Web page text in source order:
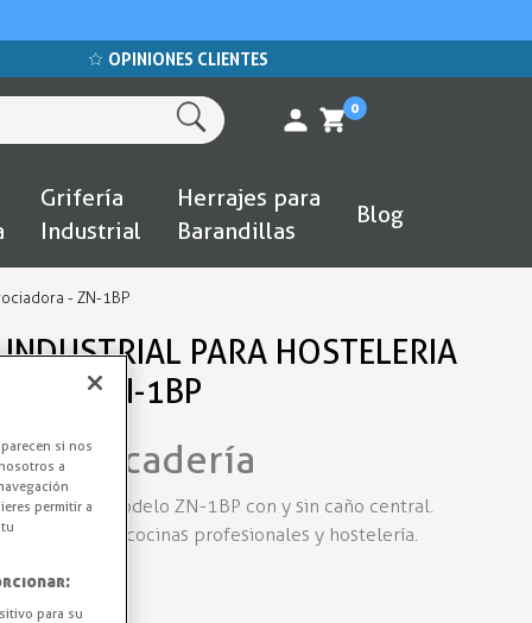
OPINIONES CLIENTES
0
Grifería
Industrial
Herrajes para
Barandillas
Blog
- ZN-1BP
PARA HOSTELERIA
- ZN-1BP
Pescadería
de 1 agua modelo ZN-1BP con y sin caño central.
Ideal para cocinas profesionales y hostelería.
si nos
a
permitir a
para su